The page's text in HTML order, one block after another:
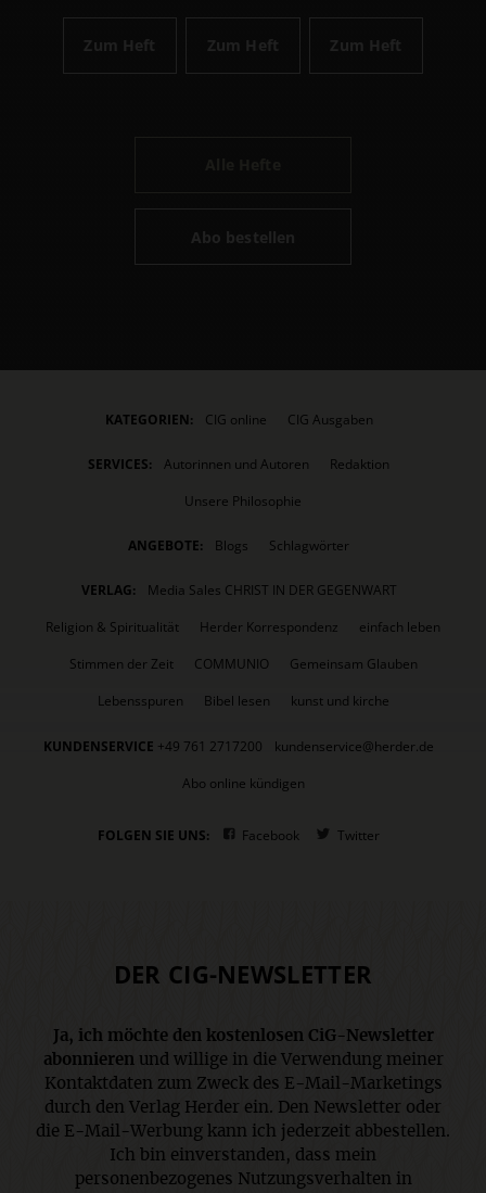
Zum Heft Zum Heft Zum Heft
Abo bestellen
KATEGORIEN: CIG online CIG Ausgaben
SERVICES: Autorinnen und Autoren
Redaktion
Unsere Philosophie
ANGEBOTE: Blogs Schlagwörter
VERLAG:
Media Sales CHRIST IN DER GEGENWART
Religion & Spiritualität
Herder Korrespondenz
einfach leben
Stimmen der Zeit
COMMUNIO
Gemeinsam Glauben
Lebensspuren
Bibel lesen kunst und kirche
KUNDENSERVICE +49 761 2717200
kundenservice@herder.de
Abo online kündigen
FOLGEN SIE UNS: Facebook Twitter
DER CIG-NEWSLETTER
Ja, ich möchte den kostenlosen CiG-Newsletter
abonnieren und willige in die Verwendung meiner
Kontaktdaten zum Zweck des E-Mail-Marketings
durch den Verlag Herder ein. Den Newsletter oder
die E-Mail-Werbung kann ich jederzeit abbestellen.
Ich bin einverstanden, dass mein
personenbezogenes Nutzungsverhalten in